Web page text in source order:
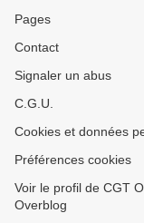
Pages
Contact
Signaler un abus
C.G.U.
Cookies et données
Préférences cookies
Voir le profil de CGT
Overblog